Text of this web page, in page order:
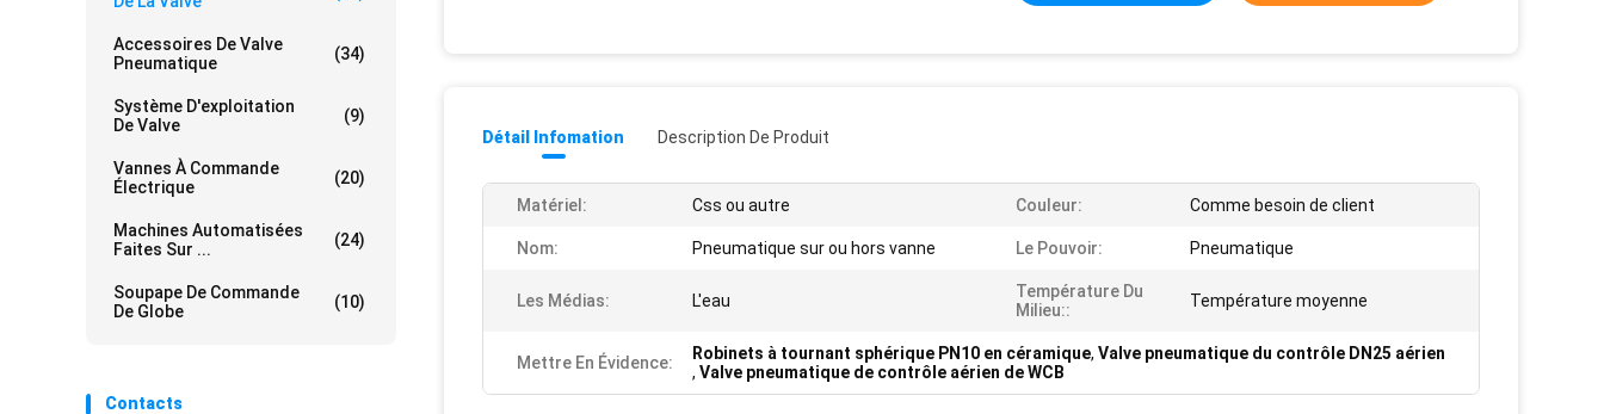
Accessoires De Valve
Pneumatique
(34)
Système D'exploitation
De Valve
(9)
Vannes À Commande
Électrique
(20)
Machines Automatisées
Faites Sur ...
(24)
Soupape De Commande
De Globe
(10)
Contacts
Détail Infomation Description De Produit
Matériel: Css ou autre Couleur: Comme besoin de client
Nom: Pneumatique sur ou hors vanne Le Pouvoir: Pneumatique
Les Médias: L'eau
Température Du
Milieu::
Température moyenne
Mettre En Évidence: Robinets à tournant sphérique PN10 en céramique, Valve pneumatique du contrôle DN25 aérien
, Valve pneumatique de contrôle aérien de WCB